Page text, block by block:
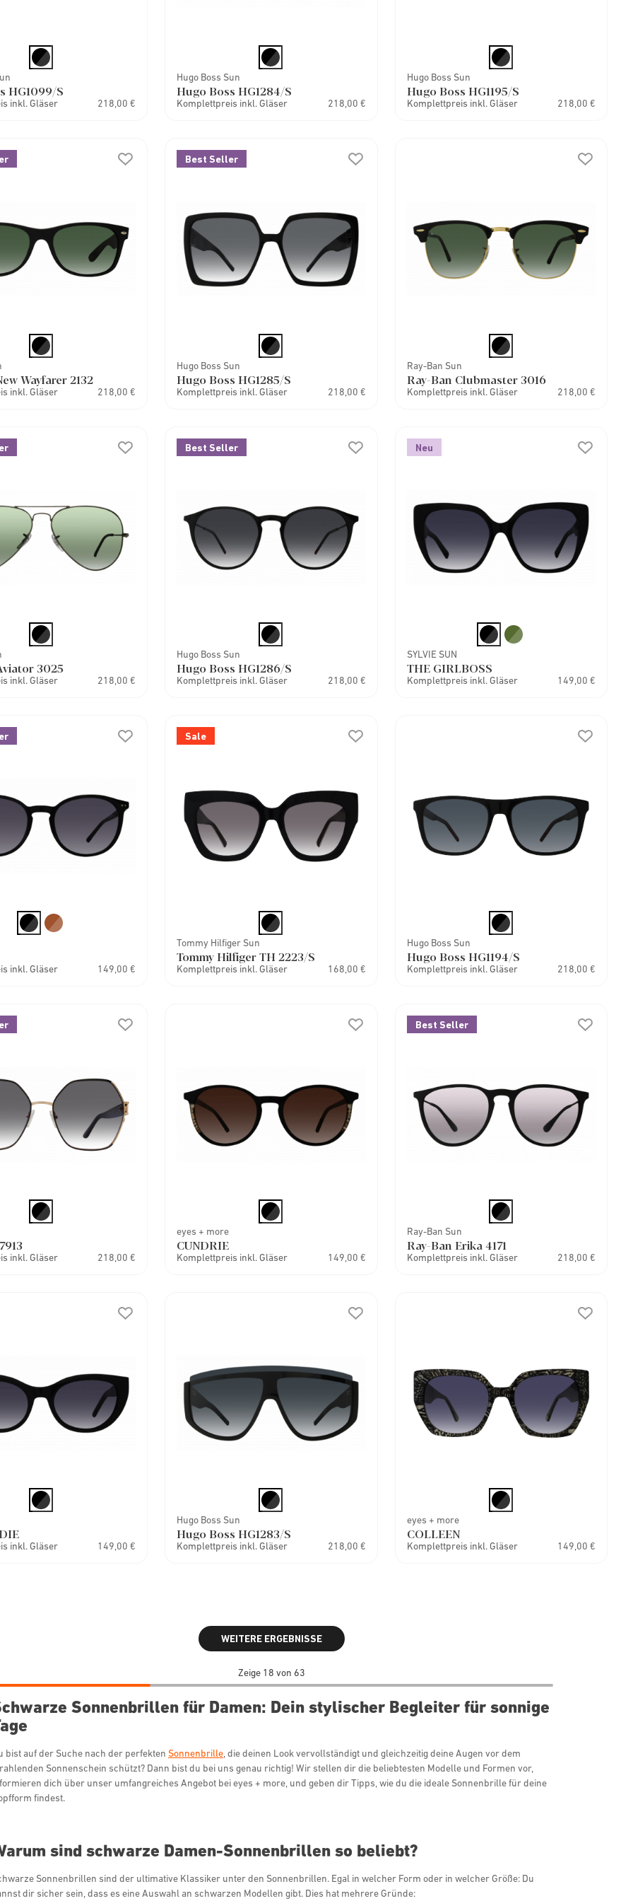
HG1099/S
inkl. Gläser 218,00 €
Hugo Boss Sun
Hugo Boss HG1284/S
Komplettpreis inkl. Gläser 218,00 €
Hugo Boss Sun
Hugo Boss HG1195/S
Komplettpreis inkl. Gläser 218,00 €
Wayfarer 2132
inkl. Gläser 218,00 €
Best Seller
Hugo Boss Sun
Hugo Boss HG1285/S
Komplettpreis inkl. Gläser 218,00 €
Ray-Ban Sun
Ray-Ban Clubmaster 3016
Komplettpreis inkl. Gläser 218,00 €
3025
inkl. Gläser 218,00 €
Best Seller
Hugo Boss Sun
Hugo Boss HG1286/S
Komplettpreis inkl. Gläser 218,00 €
Neu
SYLVIE SUN
THE GIRLBOSS
Komplettpreis inkl. Gläser 149,00 €
inkl. Gläser 149,00 €
Sale
Tommy Hilfiger Sun
Tommy Hilfiger TH 2223/S
Komplettpreis inkl. Gläser 168,00 €
Hugo Boss Sun
Hugo Boss HG1194/S
Komplettpreis inkl. Gläser 218,00 €
inkl. Gläser 218,00 €
eyes + more
CUNDRIE
Komplettpreis inkl. Gläser 149,00 €
Best Seller
Ray-Ban Sun
Ray-Ban Erika 4171
Komplettpreis inkl. Gläser 218,00 €
inkl. Gläser 149,00 €
Hugo Boss Sun
Hugo Boss HG1283/S
Komplettpreis inkl. Gläser 218,00 €
eyes + more
COLLEEN
Komplettpreis inkl. Gläser 149,00 €
WEITERE ERGEBNISSE
Zeige 18 von 63
Sonnenbrillen für Damen: Dein stylischer Begleiter für sonnige
bist auf der Suche nach der perfekten Sonnenbrille , die deinen Look vervollständigt und gleichzeitig deine Augen vor dem
Sonnenschein schützt? Dann bist du bei uns genau richtig! Wir stellen dir die beliebtesten Modelle und Formen vor,
dich über unser umfangreiches Angebot bei eyes + more, und geben dir Tipps, wie du die ideale Sonnenbrille für deine
findest.
sind schwarze Damen-Sonnenbrillen so beliebt?
Sonnenbrillen sind der ultimative Klassiker unter den Sonnenbrillen. Egal in welcher Form oder in welcher Größe: Du
dir sicher sein, dass es eine Auswahl an schwarzen Modellen gibt. Dies hat mehrere Gründe: